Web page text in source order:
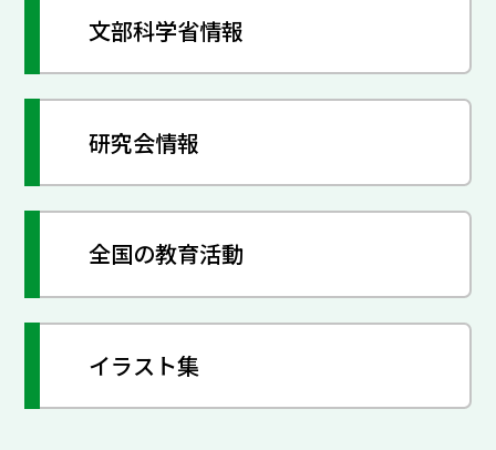
文部科学省情報
研究会情報
全国の教育活動
イラスト集